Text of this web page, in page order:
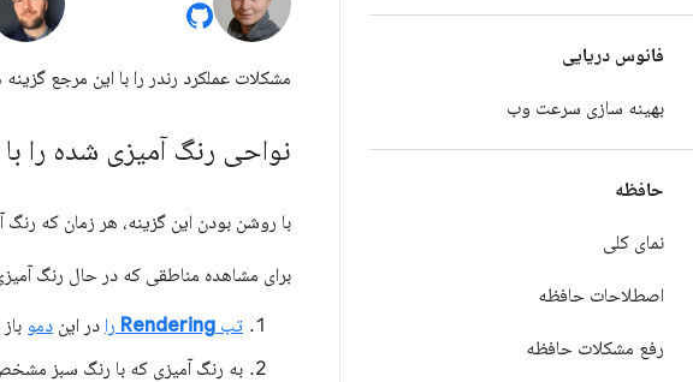
فانوس دریایی
بهینه سازی سرعت وب
حافظه
نمای کلی
اصطلاحات حافظه
رفع مشکلات حافظه
مشکلات عملکرد رندر را با این مرجع
نواحی رنگ آمیزی شده را
با روشن بودن این گزینه، هر زمان که
برای مشاهده مناطقی که در حال رنگ
تب Rendering را در این دمو
به رنگ آمیزی که با رنگ سبز